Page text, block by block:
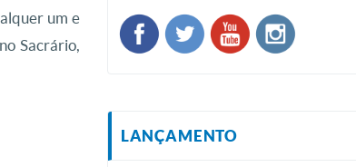
um e
Sacrário,
LANÇAMENTO